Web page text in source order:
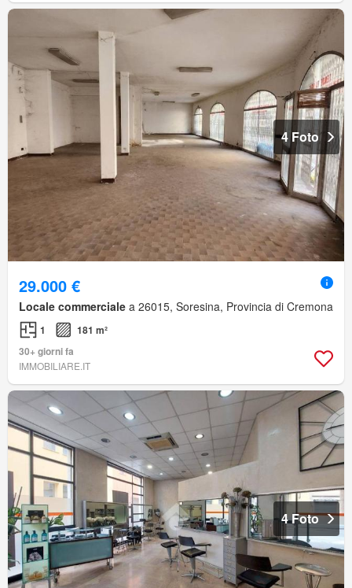
4 Foto
29.000 €
Locale commerciale a 26015, Soresina, Provincia di Cremona
1
181 m²
30+ giorni fa
IMMOBILIARE.IT
4 Foto